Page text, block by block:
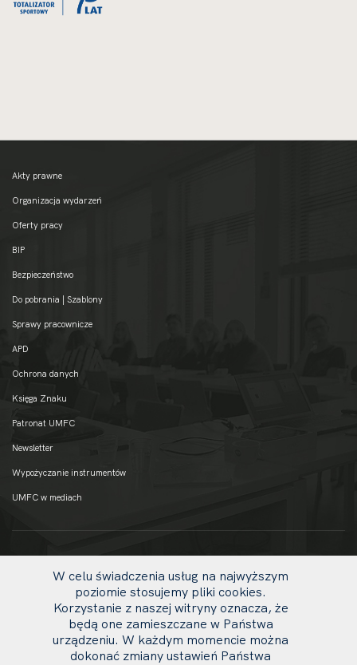
Akty prawne
Organizacja wydarzeń
Oferty pracy
BIP
Bezpieczeństwo
Do pobrania | Szablony
Sprawy pracownicze
APD
Ochrona danych
Księga Znaku
Patronat UMFC
Newsletter
Wypożyczanie instrumentów
UMFC w mediach
W celu świadczenia usług na najwyższym
poziomie stosujemy pliki cookies.
Korzystanie z naszej witryny oznacza, że
będą one zamieszczane w Państwa
urządzeniu. W każdym momencie można
dokonać zmiany ustawień Państwa